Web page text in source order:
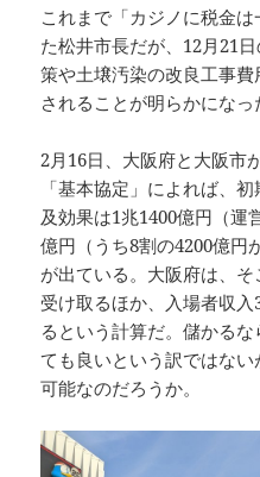
これまで「カジノに税金
た松井市長だが、12月21
策や土壌汚染の改良工事
されることが明らかになっ
2月16日、大阪府と大阪市
「基本協定」によれば、
及効果は1兆1400億円（運
億円（うち8割の4200億円
が出ている。大阪府は、
受け取るほか、入場者収
るという計算だ。儲かる
ても良いという訳ではな
可能なのだろうか。